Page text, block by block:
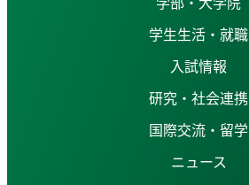
学生生活・就職
入試情報
研究・社会連携
国際交流・留学
ニュース